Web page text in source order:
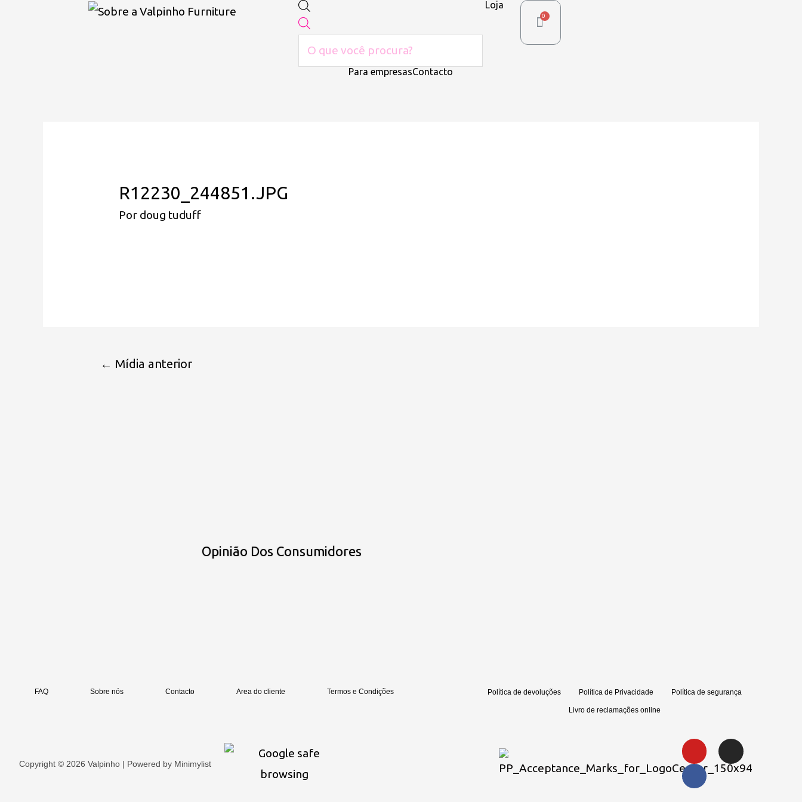
Loja
Para empresasContacto
R12230_244851.JPG
Por doug tuduff
← Mídia anterior
Opinião Dos Consumidores
FAQ Sobre nós Contacto Area do cliente Termos e Condições Política de devoluções Política de Privacidade Política de segurança
Livro de reclamações online
Copyright © 2026 Valpinho | Powered by Minimylist